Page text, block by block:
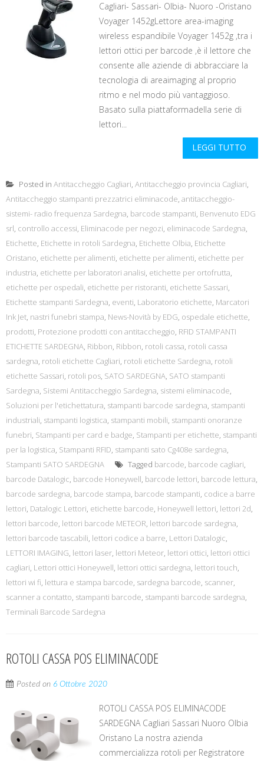
Cagliari- Sassari- Olbia- Nuoro -Oristano
Voyager 1452gLettore area-imaging
wireless espandibile Voyager 1452g ,tra i
lettori ottici per barcode ,è il lettore che
consente alle aziende di abbracciare la
tecnologia di areaimaging al proprio
ritmo e nel modo più vantaggioso.
Basato sulla piattaformadella serie di
lettori...
LEGGI TUTTO
Posted in Antitaccheggio Cagliari, Antitaccheggio provincia Cagliari,
Antitaccheggio stampanti prezzatrici eliminacode, antitaccheggio-
sistemi- radio frequenza Sardegna, barcode stampanti, Benvenuto EDG
srl, controllo accessi, Eliminacode per negozi, eliminacode Sardegna,
Etichette, Etichette in rotoli Sardegna, Etichette Olbia, Etichette
Oristano, etichette per alimenti, etichette per alimenti, etichette per
industria, etichette per laboratori analisi, etichette per ortofrutta,
etichette per ospedali, etichette per ristoranti, etichette Sassari,
Etichette stampanti Sardegna, eventi, Laboratorio etichette, Marcatori
Ink Jet, nastri funebri stampa, News-Novità by EDG, ospedale etichette,
prodotti, Protezione prodotti con antitaccheggio, RFID STAMPANTI
ETICHETTE SARDEGNA, Ribbon, Ribbon, rotoli cassa, rotoli cassa
sardegna, rotoli etichette Cagliari, rotoli etichette Sardegna, rotoli
etichette Sassari, rotoli pos, SATO SARDEGNA, SATO stampanti
Sardegna, Sistemi Antitaccheggio Sardegna, sistemi eliminacode,
Soluzioni per l'etichettatura, stampanti barcode sardegna, stampanti
industriali, stampanti logistica, stampanti mobili, stampanti onoranze
funebri, Stampanti per card e badge, Stampanti per etichette, stampanti
per la logistica, Stampanti RFID, stampanti sato Cg408e sardegna,
Stampanti SATO SARDEGNA
Tagged barcode, barcode cagliari,
barcode Datalogic, barcode Honeywell, barcode lettori, barcode lettura,
barcode sardegna, barcode stampa, barcode stampanti, codice a barre
lettori, Datalogic Lettori, etichette barcode, Honeywell lettori, lettori 2d,
lettori barcode, lettori barcode METEOR, lettori barcode sardegna,
lettori barcode tascabili, lettori codice a barre, Lettori Datalogic,
LETTORI IMAGING, lettori laser, lettori Meteor, lettori ottici, lettori ottici
cagliari, Lettori ottici Honeywell, lettori ottici sardegna, lettori touch,
lettori wi fi, lettura e stampa barcode, sardegna barcode, scanner,
scanner a contatto, stampanti barcode, stampanti barcode sardegna,
Terminali Barcode Sardegna
ROTOLI CASSA POS ELIMINACODE
Posted on 6 Ottobre 2020
ROTOLI CASSA POS ELIMINACODE
SARDEGNA Cagliari Sassari Nuoro Olbia
Oristano La nostra azienda
commercializza rotoli per Registratore